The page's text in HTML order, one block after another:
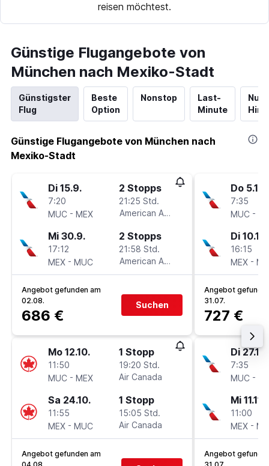
reisen möchtest.
Günstige Flugangebote von
München nach Mexiko-Stadt
Günstigster
Flug
Beste
Option
Nonstop
Last-
Minute
Nur
Günstige Flugangebote von München nach
Mexiko-Stadt
Di 15.9.
7:20
MUC - MEX
2 Stopps
21:25 Std.
American Airlines
Mi 30.9.
17:12
MEX - MUC
2 Stopps
21:58 Std.
American Airlines
Angebot gefunden am
02.08.
686 €
Suchen
Mo 12.10.
11:50
MUC - MEX
1 Stopp
19:20 Std.
Air Canada
Sa 24.10.
11:55
MEX - MUC
1 Stopp
15:05 Std.
Air Canada
Angebot gefunden am
Do 5.11.
7:35
MUC -
Di 10.11.
16:15
MEX -
Angebot
31.07.
727 €
Di 27.10.
7:35
MUC -
Mi 11.11.
11:00
MEX -
Angebot